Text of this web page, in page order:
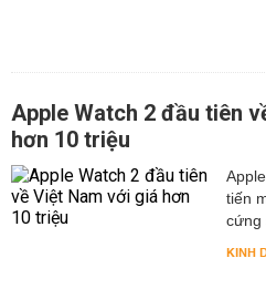
Apple Watch 2 đầu tiên
hơn 10 triệu
tiến
cứng
KINH